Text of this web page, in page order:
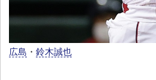
広島 ・ 鈴木誠也